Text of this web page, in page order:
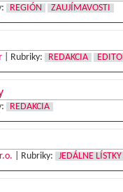
REGIÓN ZAUJÍMAVOSTI
| Rubriky: REDAKCIA
REDAKCIA
Rubriky: JEDÁLNE LÍSTKY